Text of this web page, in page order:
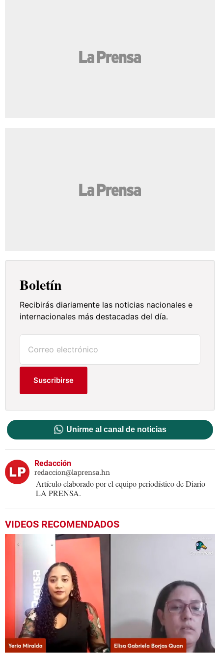
Boletín
Recibirás diariamente las noticias nacionales e
internacionales más destacadas del día.
Suscribirse
Unirme al canal de noticias
Redacción
redaccion@laprensa.hn
Artículo elaborado por el equipo periodístico de Diario
LA PRENSA.
VIDEOS RECOMENDADOS